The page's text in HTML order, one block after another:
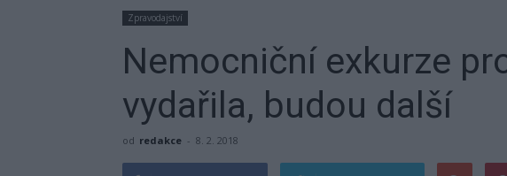
Zpravodajství
Nemocniční exkurze
vydařila, budou další
od redakce - 8. 2. 2018